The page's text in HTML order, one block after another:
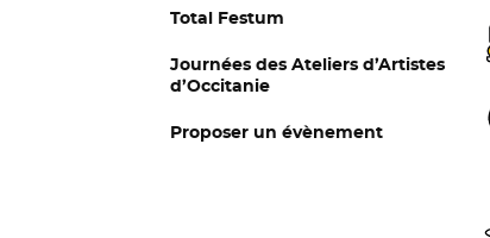
Total Festum
Journées des Ateliers d’Artistes
d’Occitanie
Proposer un évènement